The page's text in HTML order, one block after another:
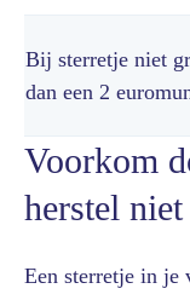
Bij sterretje niet
dan een 2
Voorkom
herstel
Een sterretje in